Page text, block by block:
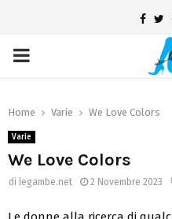
PRIMARY
Home Varie We Love Colors
Varie
We Love Colors
di legambe.net 2 Novembre 2023